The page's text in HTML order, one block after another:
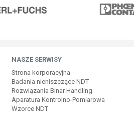
NASZE SERWISY
Strona korporacyjna
Badania nieniszczące NDT
Rozwiązania Binar Handling
Aparatura Kontrolno-Pomiarowa
Wzorce NDT